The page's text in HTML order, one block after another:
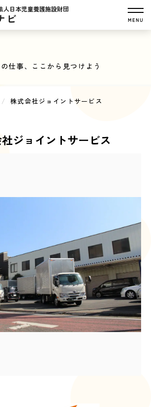
人日本児童養護施設財団
ビ MENU
仕事、ここから見つけよう
株式会社ジョイントサービス
ジョイントサービス